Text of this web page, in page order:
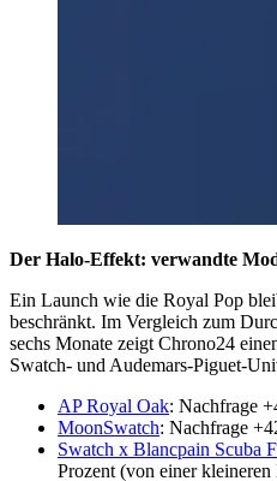
Der Halo-Effekt: verwandte
Ein Launch wie die Royal Pop
beschränkt. Im Vergleich zum
sechs Monate zeigt Chrono24
Swatch- und Audemars-Piguet-
AP Royal Oak: Nachfrage
MoonSwatch: Nachfrage
Swatch x Blancpain Scuba
Prozent (von einer kleineren